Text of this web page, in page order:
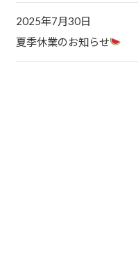
2025年7月30日
夏季休業のお知らせ